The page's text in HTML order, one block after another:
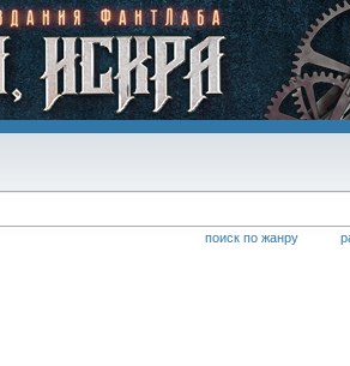
поиск по жанру